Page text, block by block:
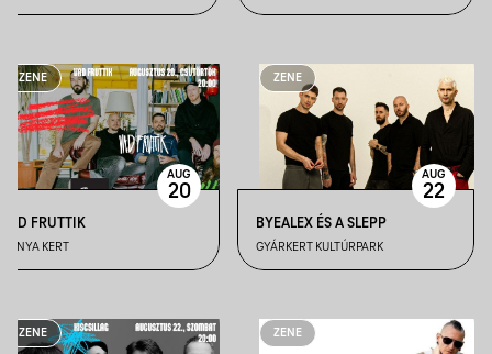
ZENE
VAD FRUTTIK
BÁNYA KERT
AUG
20
ZENE
BYEALEX ÉS A SLEPP
GYÁRKERT KULTÚRPARK
AUG
22
ZENE ZENE